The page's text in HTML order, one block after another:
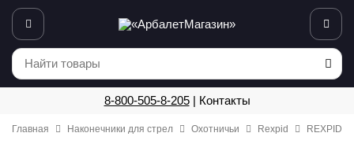
8-800-505-8-205| Контакты
Главная Наконечники для стрел Охотничьи Rexpid REXPID